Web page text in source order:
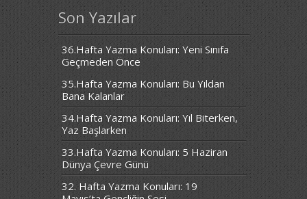
Son Yazılar
36.Hafta Yazma Konuları: Yeni Sınıfa
Geçmeden Önce
35.Hafta Yazma Konuları: Bu Yıldan
Bana Kalanlar
34.Hafta Yazma Konuları: Yıl Biterken,
Yaz Başlarken
33.Hafta Yazma Konuları: 5 Haziran
Dünya Çevre Günü
32. Hafta Yazma Konuları: 19